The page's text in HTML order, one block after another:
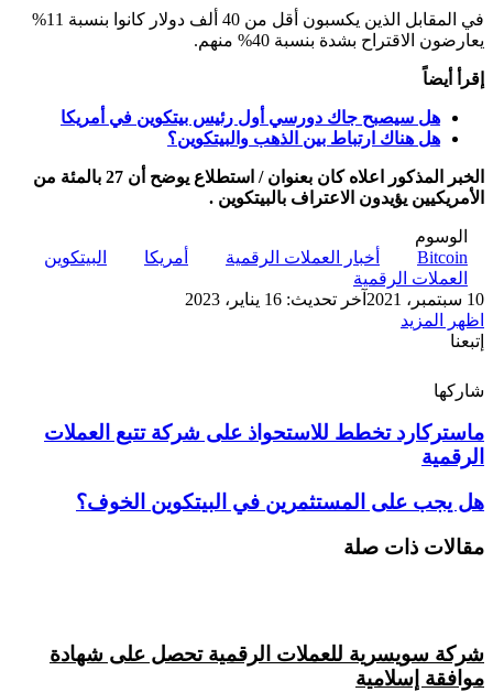
في المقابل الذين يكسبون أقل من 40 ألف دولار كانوا بنسبة 11%
يعارضون الاقتراح بشدة بنسبة 40% منهم.
إقرأ أيضاً
هل سيصبح جاك دورسي أول رئيس بيتكوين في أمريكا
هل هناك ارتباط بين الذهب والبيتكوين؟
الخبر المذكور اعلاه كان بعنوان / استطلاع يوضح أن 27 بالمئة من
الأمريكيين يؤيدون الاعتراف بالبيتكوين .
الوسوم
Bitcoin
أخبار العملات الرقمية أمريكا
البيتكوين
العملات الرقمية
10 سبتمبر، 2021
آخر تحديث: 16 يناير، 2023
اظهر المزيد
إتبعنا
شاركها
ماستركارد
تخطط
للاستحواذ
على
شركة
تتبع
العملات
ماستركارد تخطط للاستحواذ على شركة تتبع العملات
الرقمية
هل
على
هل يجب على المستثمرين في البيتكوين الخوف؟
مقالات ذات صلة
شركة سويسرية للعملات الرقمية تحصل على شهادة
موافقة إسلامية